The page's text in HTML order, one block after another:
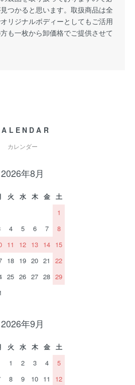
つかると思います。取扱商品は全
リジナルボディーとしてもご活用
も一枚から卸価格でご提供させて
カレンダー
2026年8月
火 水 木 金
土
1
4 5 6 7
8
11 12 13 14 15
18 19 20 21
22
25 26 27 28 29
2026年9月
火 水 木 金
土
1
2 3 4
5
8 9 10 11
12